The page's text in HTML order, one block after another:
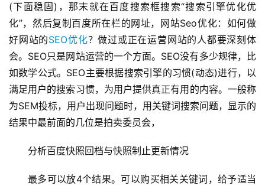
(下面稳固)，那末就在百度搜索框搜索“搜索引擎优化优
化”，然后复制百度所在栏的网址，网站Seo优化：如何做
好网站的SEO优化？做过或正在运营网站的人都要深刻体
会。SEO只是网站运营的一个方面。SEO没有多少规律，比
如数学公式。SEO主要根据搜索引擎的习惯(动态)进行，以
满足用户的搜索习惯，为用户提供真正有用的内容。一般称
为SEM投标，用户出现问题时，用关键词搜索问题，显示的
结果中最前面的几位是拍卖委员会，
分析百度快照回档与快照制止更新情况
最多可以放4个结果。可以购买相关关键词，给予适当